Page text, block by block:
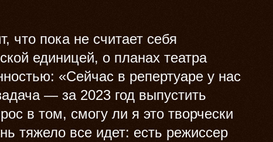
что пока не считает себя
единицей, о планах театра
«Сейчас в репертуаре у нас
— за 2023 год выпустить
в том, смогу ли я это творчески
тяжело все идет: есть режиссер